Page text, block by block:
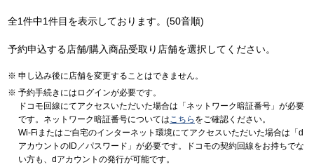
全1件中1件目を表示しております。(50音順)
予約申込する店舗/購入商品受取り店舗を選択してください。
申し込み後に店舗を変更することはできません。
予約手続きにはログインが必要です。
ドコモ回線にてアクセスいただいた場合は「ネットワーク暗証番号」が必要
です。ネットワーク暗証番号についてはこちら をご確認ください。
Wi-Fiまたはご自宅のインターネット環境にてアクセスいただいた場合は「d
アカウントのID／パスワード」が必要です。ドコモの契約回線をお持ちでな
い方も、dアカウントの発行が可能です。